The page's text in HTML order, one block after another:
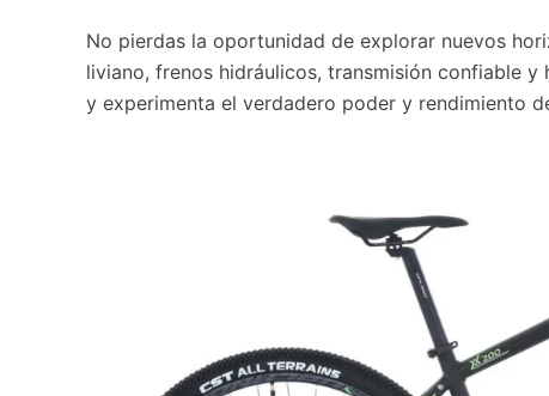
No pierdas la oportunidad de explorar nuevos
liviano, frenos hidráulicos, transmisión confiable
y experimenta el verdadero poder y rendimiento